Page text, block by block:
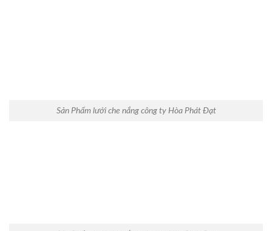
Sản Phẩm lưới che nắng công ty Hòa Phát Đạt